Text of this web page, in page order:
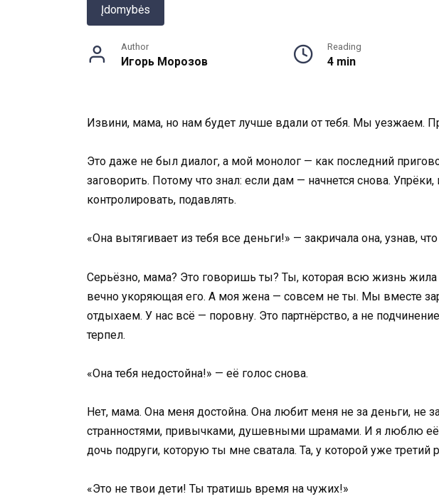
Įdomybės
Author
Игорь Морозов
Reading
4 min
Извини, мама, но нам будет лучше вдали от тебя. Мы уезжаем.
Это даже не был диалог, а мой монолог — как последний
заговорить. Потому что знал: если дам — начнется снова.
контролировать, подавлять.
«Она вытягивает из тебя все деньги!» — закричала она, узнав,
Серьёзно, мама? Это говоришь ты? Ты, которая всю жизнь жила
вечно укоряющая его. А моя жена — совсем не ты. Мы вместе
отдыхаем. У нас всё — поровну. Это партнёрство, а не
терпел.
«Она тебя недостойна!» — её голос снова.
Нет, мама. Она меня достойна. Она любит меня не за деньги, не
странностями, привычками, душевными шрамами. И я люблю её.
дочь подруги, которую ты мне сватала. Та, у которой уже
«Это не твои дети! Ты тратишь время на чужих!»